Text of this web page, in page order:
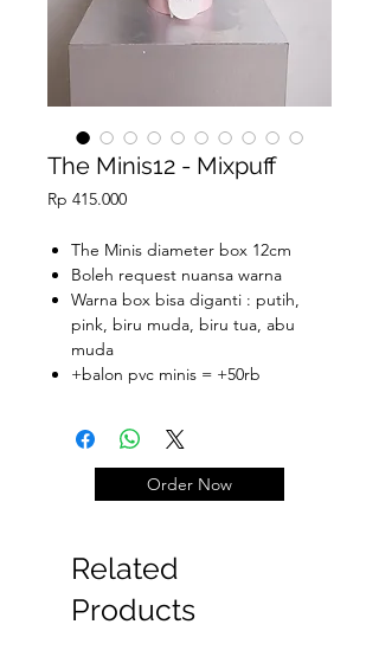
The Minis12 - Mixpuff
Rp 415.000Price
The Minis diameter box 12cm
Boleh request nuansa warna
Warna box bisa diganti : putih,
pink, biru muda, biru tua, abu
muda
+balon pvc minis = +50rb
Order Now
Related
Products